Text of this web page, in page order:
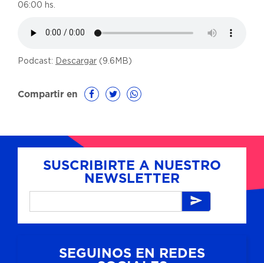
06:00 hs.
Podcast: Descargar (9.6MB)
Compartir en
SUSCRIBIRTE A NUESTRO
NEWSLETTER
SEGUINOS EN REDES